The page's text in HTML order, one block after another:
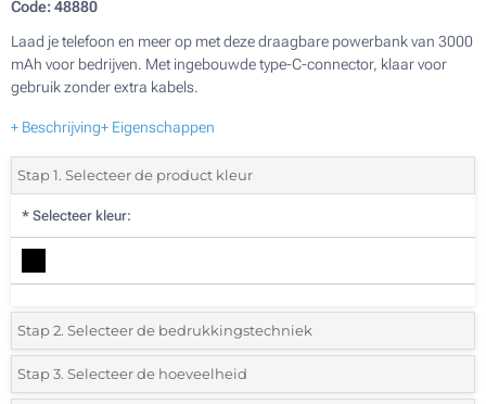
Code:48880
Laad je telefoon en meer op met deze draagbare powerbank van 3000
mAh voor bedrijven. Met ingebouwde type-C-connector, klaar voor
gebruik zonder extra kabels.
+ Beschrijving+ Eigenschappen
Stap 1. Selecteer de product kleur
* Selecteer kleur:
Stap 2. Selecteer de bedrukkingstechniek
*Selecteer de bedrukking en kleuren van het logo:
Stap 3. Selecteer de hoeveelheid